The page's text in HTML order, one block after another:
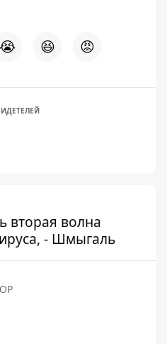
😭 😆 😡
вторая волна
- Шмыгаль